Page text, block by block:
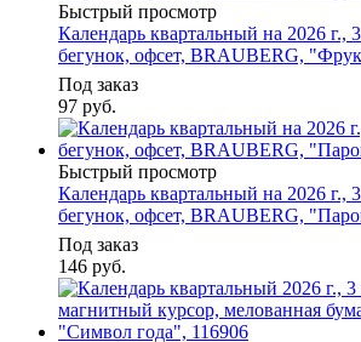
Быстрый просмотр
Календарь квартальный на 2026 г.,
бегунок, офсет, BRAUBERG,
Под заказ
97 руб.
Быстрый просмотр
Календарь квартальный на 2026 г.,
бегунок, офсет, BRAUBERG,
Под заказ
146 руб.